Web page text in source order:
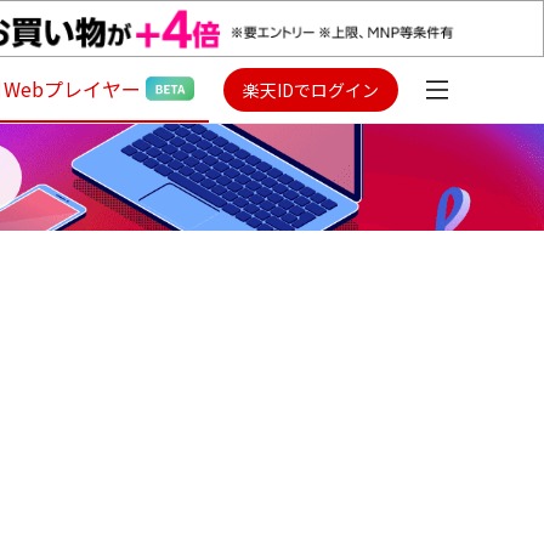
Webプレイヤー 楽天IDでログイン